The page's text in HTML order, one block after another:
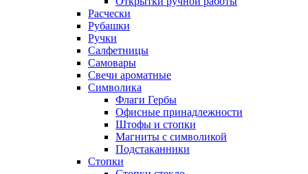
Расчески
Рубашки
Ручки
Салфетницы
Самовары
Свечи ароматные
Символика
Флаги Гербы
Офисные принадлежности
Штофы и стопки
Магниты с символикой
Подстаканники
Стопки